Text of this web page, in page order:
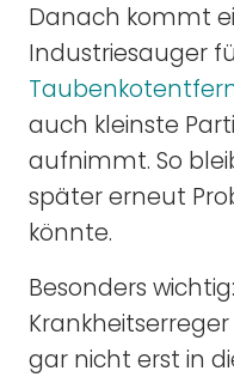
Danach kommt
Industriesauger
auch kleinste
aufnimmt. So
später erneut
könnte.
Besonders
gar nicht erst in